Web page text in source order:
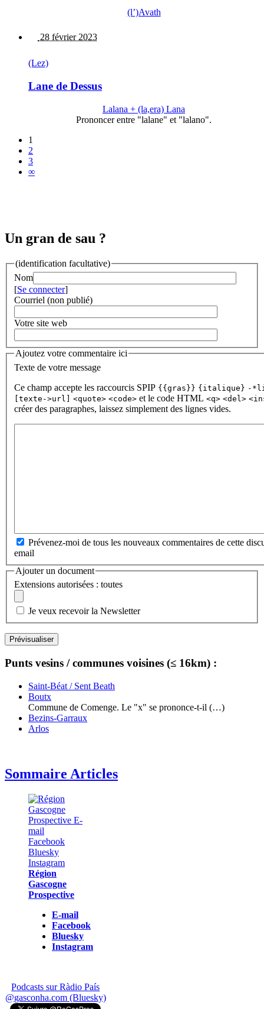
(l’)Avath
28 février 2023
(Lez)
Lane de Dessus
Lalana + (la,era) Lana
Prononcer entre "lalane" et "lalano".
1
2
3
∞
Un gran de sau ?
(identification facultative)
Nom
[Se connecter]
Courriel (non publié)
Votre site web
Ajoutez votre commentaire ici
Texte de votre message
Ce champ accepte les raccourcis SPIP {{gras}} {italique} -
[texte->url] <quote> <code> et le code HTML <q> <del>
créer des paragraphes, laissez simplement des lignes vides.
Prévenez-moi de tous les nouveaux commentaires de cette
email
Ajouter un document
Extensions autorisées : toutes
Je veux recevoir la Newsletter
Punts vesins / communes voisines (≤ 16km) :
Saint-Béat / Sent Beath
Boutx
Commune de Comenge. Le "x" se prononce-t-il (…)
Bezins-Garraux
Arlos
Sommaire Articles
Région
Gascogne
Prospective
E-mail
Facebook
Bluesky
Instagram
Podcasts sur Ràdio País
@gasconha.com (Bluesky)